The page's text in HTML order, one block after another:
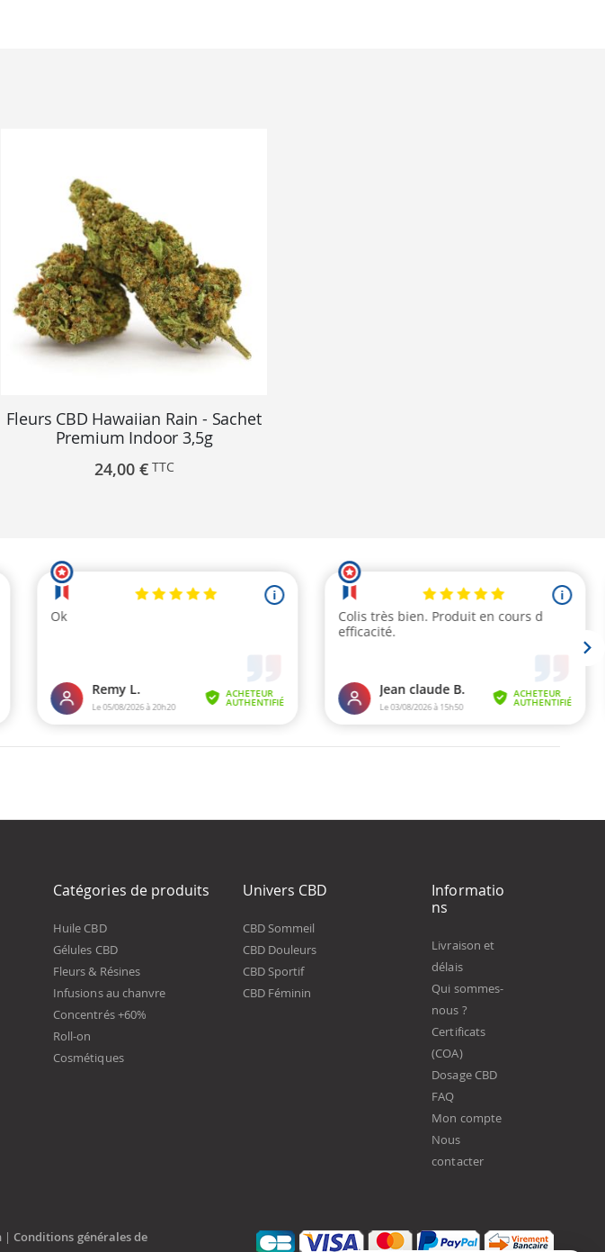
Fleurs CBD Hawaiian Rain - Sachet
Premium Indoor 3,5g
24,00 €
Catégories de produits
Huile CBD
Gélules CBD
Fleurs & Résines
Infusions au chanvre
Concentrés +60%
Roll-on
Cosmétiques
Univers CBD
CBD Sommeil
CBD Douleurs
CBD Sportif
CBD Féminin
Informatio
ns
Livraison et
délais
Qui sommes-
nous ?
Certificats
(COA)
Dosage CBD
FAQ
Mon compte
Nous
contacter
| Conditions générales de